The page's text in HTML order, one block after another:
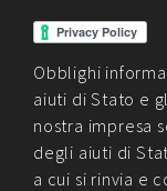
Obblighi
aiuti di Stato e
nostra impresa
degli aiuti di
a cui si rinvia e